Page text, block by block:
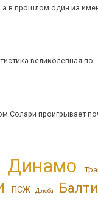
в прошлом один из
великолепная по
Солари проигрывает
Динамо
ПСЖ Дзюба